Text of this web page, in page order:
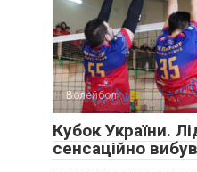
Волейбол
Кубок України.
сенсаційно